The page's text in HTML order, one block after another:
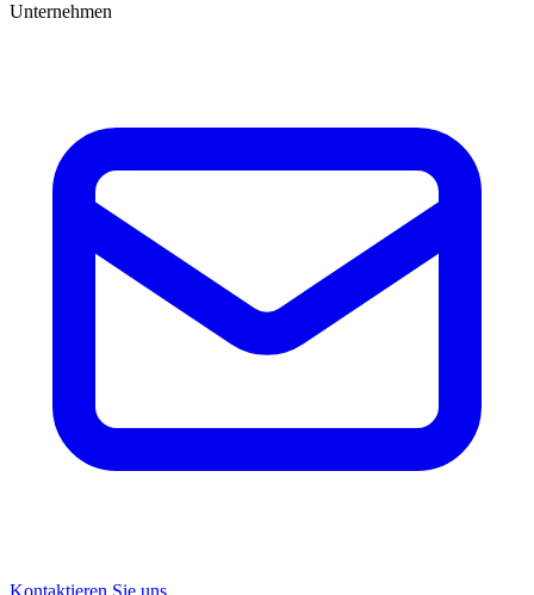
Unternehmen
Kontaktieren Sie uns